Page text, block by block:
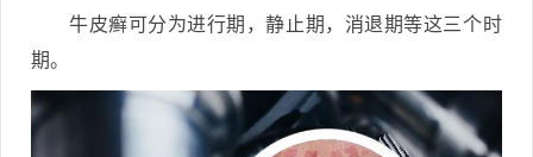
牛皮癣可分为进行期，静止期，消退期等这三个时
期。